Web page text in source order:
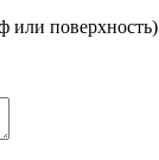
или поверхность)